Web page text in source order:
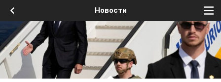
Новости